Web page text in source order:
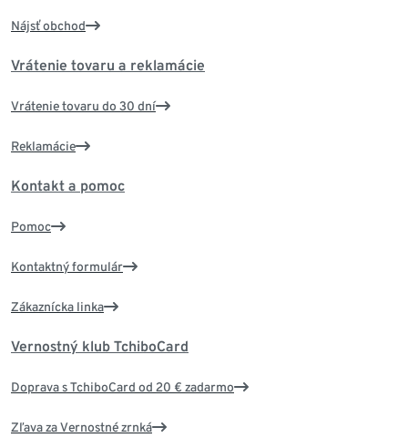
Nájsť obchod
Vrátenie tovaru a reklamácie
Vrátenie tovaru do 30 dní
Reklamácie
Kontakt a pomoc
Pomoc
Kontaktný formulár
Zákaznícka linka
Vernostný klub TchiboCard
Doprava s TchiboCard od 20 € zadarmo
Zľava za Vernostné zrnká